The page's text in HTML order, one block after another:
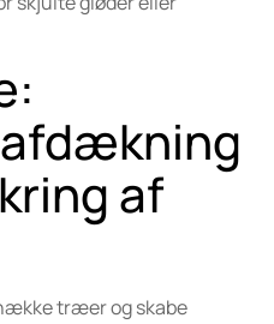
af
træer og skabe